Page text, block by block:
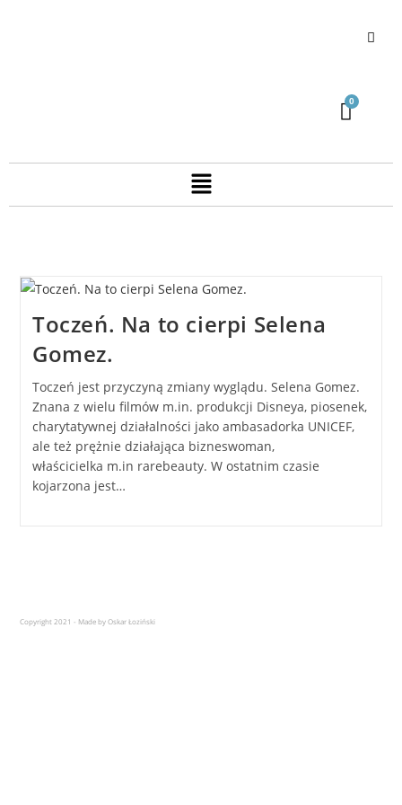
Toczeń. Na to cierpi Selena
Gomez.
Toczeń jest przyczyną zmiany wyglądu. Selena Gomez.
Znana z wielu filmów m.in. produkcji Disneya, piosenek,
charytatywnej działalności jako ambasadorka UNICEF,
ale też prężnie działająca bizneswoman,
właścicielka m.in rarebeauty. W ostatnim czasie
kojarzona jest…
Copyright 2021 - Made by Oskar Łoziński